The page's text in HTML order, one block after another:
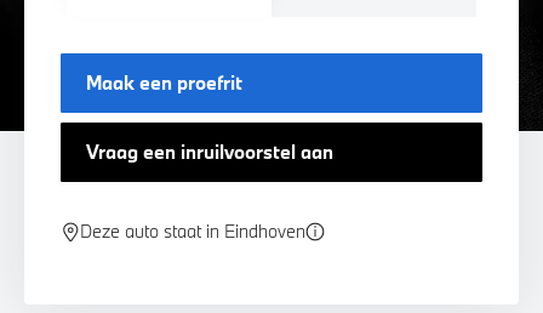
Maak een proefrit
Vraag een inruilvoorstel aan
Deze auto staat in Eindhoven